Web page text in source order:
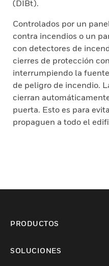
(DIBt).
Controlados por un
contra incendios o un
con detectores de
cierres de protección
interrumpiendo la
de peligro de incendio.
cierran
puerta. Esto es para
propaguen a todo el
PRODUCTOS
SOLUCIONES